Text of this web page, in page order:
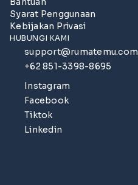
Syarat Penggunaan
Kebijakan Privasi
HUBUNGI KAMI
support@rumatemu.com
+62 851-3398-8695
Instagram
Facebook
Tiktok
Linkedin